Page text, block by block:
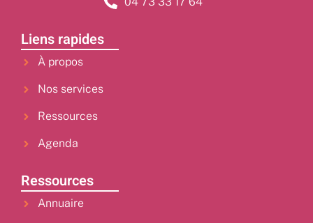
Liens rapides
À propos
Nos services
Ressources
Agenda
Ressources
Annuaire